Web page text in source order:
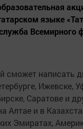
языке
Всемирного
написать
Ижевске,
Саратове и
Алтае и в
Эмиратах,